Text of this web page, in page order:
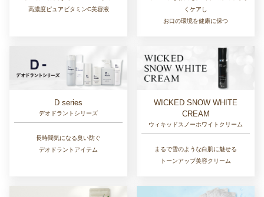
高濃度ピュアビタミンC美容液
くケアし
お口の環境を健康に保つ
D series
デオドラントシリーズ
長時間気になる臭い防ぐ
デオドラントアイテム
WICKED SNOW WHITE
CREAM
ウィキッドスノーホワイトクリーム
まるで雪のような白肌に魅せる
トーンアップ美容クリーム